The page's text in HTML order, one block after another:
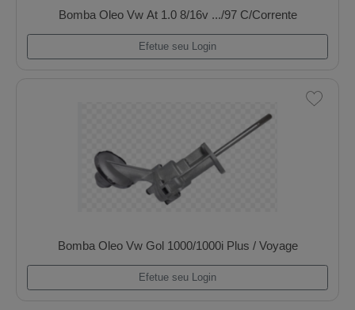
Efetue seu Login
Bomba Oleo Fiat Fire 1.0/1.3 8v / Evo 1.0 8v